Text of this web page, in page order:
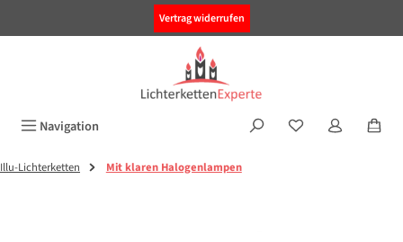
Vertrag widerrufen
Navigation
Illu-Lichterketten Mit klaren Halogenlampen